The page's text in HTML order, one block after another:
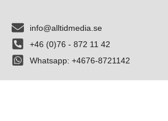
info@alltidmedia.se
+46 (0)76 - 872 11 42
Whatsapp: +4676-8721142